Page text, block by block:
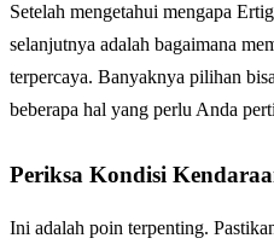
Setelah mengetahui mengapa
selanjutnya adalah bagaimana
terpercaya. Banyaknya pilihan
beberapa hal yang perlu Anda
Periksa Kondisi
Ini adalah poin terpenting.